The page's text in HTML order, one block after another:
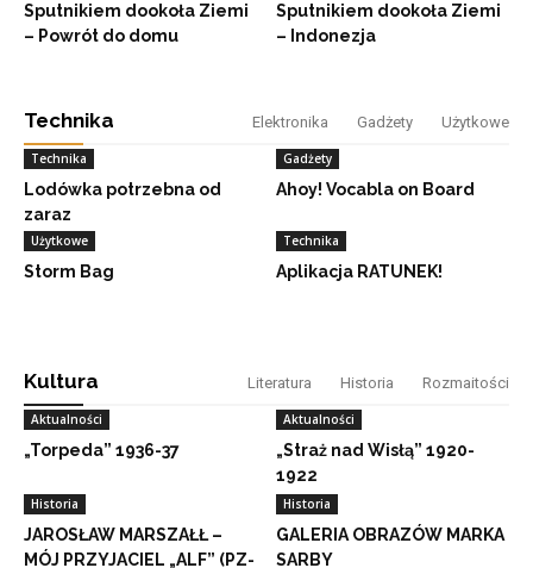
Sputnikiem dookoła Ziemi
– Powrót do domu
Sputnikiem dookoła Ziemi
– Indonezja
Technika Elektronika Gadżety Użytkowe
Technika
Lodówka potrzebna od
zaraz
Gadżety
Ahoy! Vocabla on Board
Użytkowe
Storm Bag
Technika
Aplikacja RATUNEK!
Kultura Literatura Historia Rozmaitości
Aktualności
„Torpeda” 1936-37
Aktualności
„Straż nad Wisłą” 1920-
1922
Historia
JAROSŁAW MARSZAŁŁ –
MÓJ PRZYJACIEL „ALF” (PZ-
Historia
GALERIA OBRAZÓW MARKA
SARBY